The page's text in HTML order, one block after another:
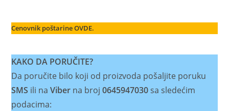
Cenovnik poštarine OVDE.
KAKO DA PORUČITE?
Da poručite bilo koji od proizvoda pošaljite poruku
SMS ili naViber na broj0645947030sa sledećim
podacima: